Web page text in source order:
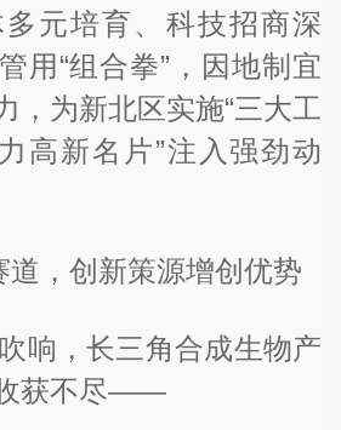
元培育、科技招商深
用“组合拳”，因地制宜
，为新北区实施“三大工
高新名片”注入强劲动
道，创新策源增创优势
响，长三角合成生物产
获不尽——